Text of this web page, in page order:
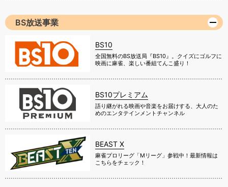
BS放送事業
BS10
全国無料のBS放送局『BS10』。クイズにゴルフに
映画に麻雀、楽しい番組てんこ盛り！
BS10プレミアム
語り継がれる映画や音楽をお届けする、大人のた
めのエンタテインメントチャンネル
BEAST X
麻雀プロリーグ「Mリーグ」参戦中！最新情報は
こちらをチェック！